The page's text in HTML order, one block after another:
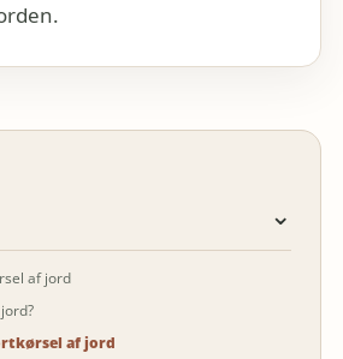
⌄
af jord
af jord